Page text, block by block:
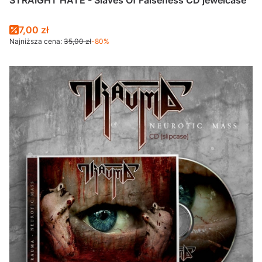
7,00 zł
Najniższa cena: 35,00 zł-80%